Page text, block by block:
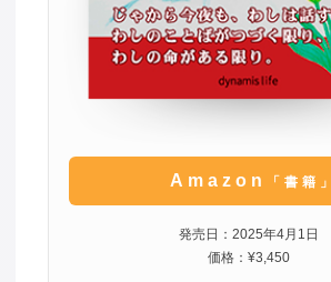
Amazon 「書籍」
発売日：2025年4月1日
価格：¥3,450